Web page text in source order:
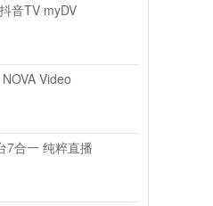
音TV myDV
Video
7合一 纯粹直播